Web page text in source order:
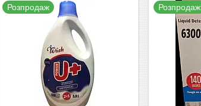
Розпродаж Розпродаж